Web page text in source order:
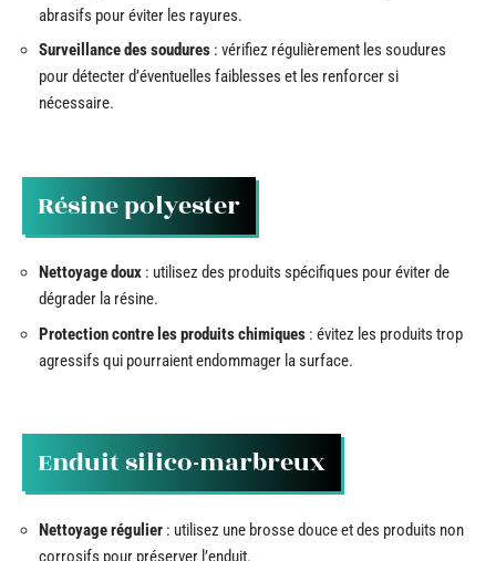
abrasifs pour éviter les rayures.
Surveillance des soudures : vérifiez régulièrement les soudures
pour détecter d’éventuelles faiblesses et les renforcer si
nécessaire.
Résine polyester
Nettoyage doux : utilisez des produits spécifiques pour éviter de
dégrader la résine.
Protection contre les produits chimiques : évitez les produits trop
agressifs qui pourraient endommager la surface.
Enduit silico-marbreux
Nettoyage régulier : utilisez une brosse douce et des produits non
corrosifs pour préserver l’enduit.